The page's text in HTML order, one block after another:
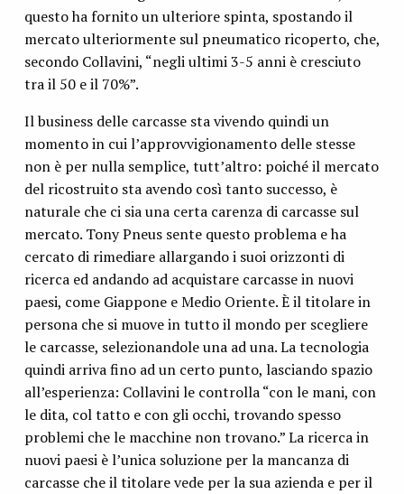
questo ha fornito un ulteriore spinta, spostando il
mercato ulteriormente sul pneumatico ricoperto, che,
secondo Collavini, “negli ultimi 3-5 anni è cresciuto
tra il 50 e il 70%”.
Il business delle carcasse sta vivendo quindi un
momento in cui l’approvvigionamento delle stesse
non è per nulla semplice, tutt’altro: poiché il mercato
del ricostruito sta avendo così tanto successo, è
naturale che ci sia una certa carenza di carcasse sul
mercato. Tony Pneus sente questo problema e ha
cercato di rimediare allargando i suoi orizzonti di
ricerca ed andando ad acquistare carcasse in nuovi
paesi, come Giappone e Medio Oriente. È il titolare in
persona che si muove in tutto il mondo per scegliere
le carcasse, selezionandole una ad una. La tecnologia
quindi arriva fino ad un certo punto, lasciando spazio
all’esperienza: Collavini le controlla “con le mani, con
le dita, col tatto e con gli occhi, trovando spesso
problemi che le macchine non trovano.” La ricerca in
nuovi paesi è l’unica soluzione per la mancanza di
carcasse che il titolare vede per la sua azienda e per il